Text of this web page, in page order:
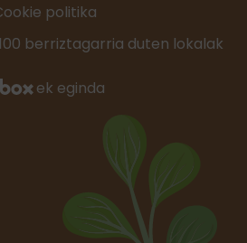
politika
berriztagarria duten lokalak
ek eginda